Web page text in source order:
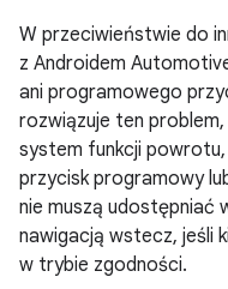
W przeciwieństwie do
z Androidem
ani programowego
rozwiązuje ten
system funkcji
przycisk programowy
nie muszą udostępniać
nawigacją wstecz, jeśli
w trybie zgodności.